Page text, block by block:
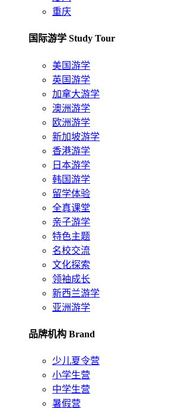
重庆
国际游学 Study Tour
美国游学
英国游学
加拿大游学
澳洲游学
欧洲游学
新加坡游学
香港游学
日本游学
韩国游学
留学体验
全真课堂
亲子游学
特色主题
名校交流
文化探索
领袖成长
新西兰游学
亚洲游学
品牌机构 Brand
少儿夏令营
小学生营
中学生营
暑假营